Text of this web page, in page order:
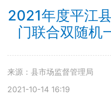
2021年度平江
门联合双随机
来源：县市场监督管理局
2021-10-14 16:19